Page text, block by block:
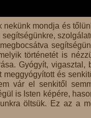
mondja és
történetét is
Gyógyít, vigasztal,
és
vár el senkitől
is Isten képére,
öltsük. Ez az a